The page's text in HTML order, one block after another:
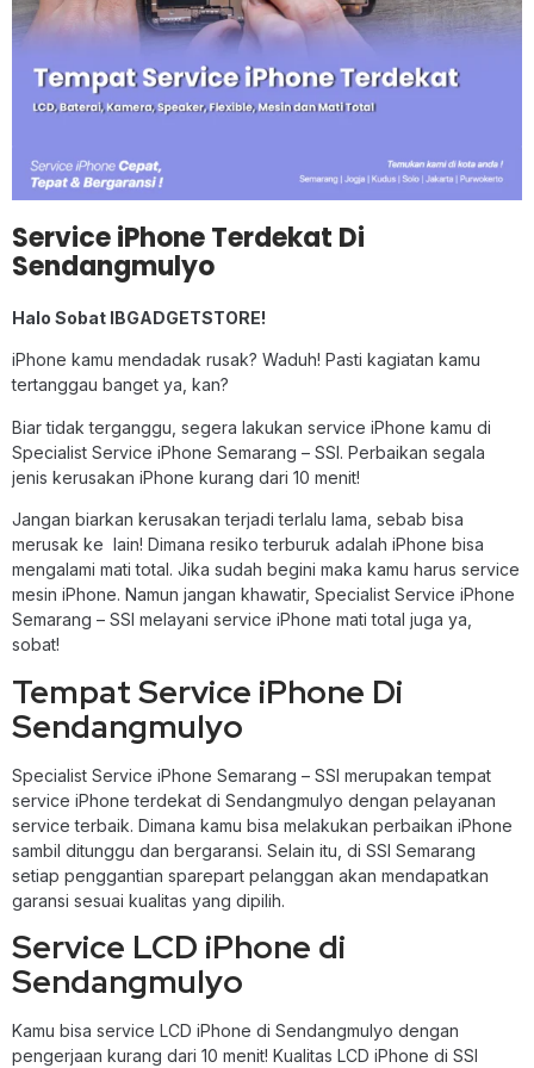
Service iPhone Terdekat Di
Sendangmulyo
Halo Sobat IBGADGETSTORE!
iPhone kamu mendadak rusak? Waduh! Pasti kagiatan kamu
tertanggau banget ya, kan?
Biar tidak terganggu, segera lakukan service iPhone kamu di
Specialist Service iPhone Semarang – SSI. Perbaikan segala
jenis kerusakan iPhone kurang dari 10 menit!
Jangan biarkan kerusakan terjadi terlalu lama, sebab bisa
merusak ke lain! Dimana resiko terburuk adalah iPhone bisa
mengalami mati total. Jika sudah begini maka kamu harus service
mesin iPhone. Namun jangan khawatir, Specialist Service iPhone
Semarang – SSI melayani service iPhone mati total juga ya,
sobat!
Tempat Service iPhone Di
Sendangmulyo
Specialist Service iPhone Semarang – SSI merupakan tempat
service iPhone terdekat di Sendangmulyo dengan pelayanan
service terbaik. Dimana kamu bisa melakukan perbaikan iPhone
sambil ditunggu dan bergaransi. Selain itu, di SSI Semarang
setiap penggantian sparepart pelanggan akan mendapatkan
garansi sesuai kualitas yang dipilih.
Service LCD iPhone di
Sendangmulyo
Kamu bisa service LCD iPhone di Sendangmulyo dengan
pengerjaan kurang dari 10 menit! Kualitas LCD iPhone di SSI